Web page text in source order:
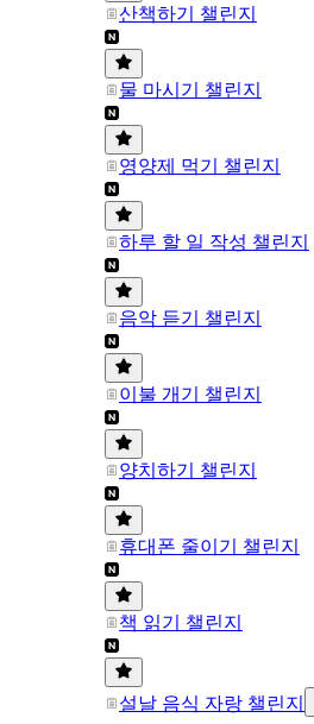
산책하기 챌린지
물 마시기 챌린지
영양제 먹기 챌린지
하루 할 일 작성 챌린지
음악 듣기 챌린지
이불 개기 챌린지
양치하기 챌린지
휴대폰 줄이기 챌린지
책 읽기 챌린지
설날 음식 자랑 챌린지